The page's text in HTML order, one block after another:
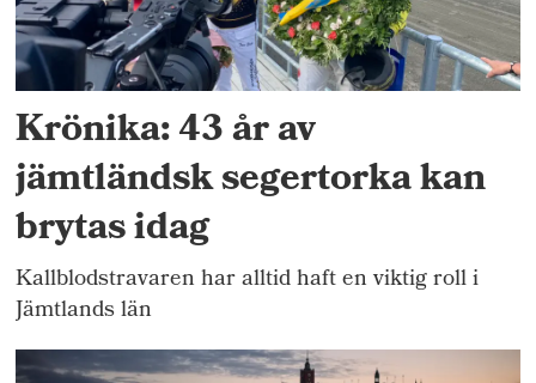
Krönika: 43 år av
jämtländsk segertorka kan
brytas idag
Kallblodstravaren har alltid haft en viktig roll i
Jämtlands län